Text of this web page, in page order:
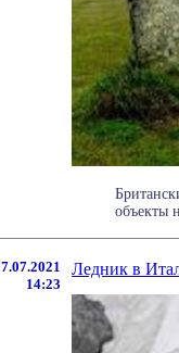
объекты
14:23
Ледник в